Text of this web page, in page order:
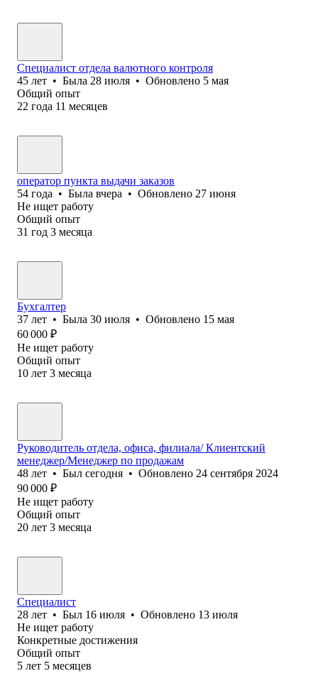
Специалист отдела валютного контроля
45 лет • Была 28 июля • Обновлено 5 мая
Общий опыт
22 года 11 месяцев
оператор пункта выдачи заказов
54 года • Была вчера • Обновлено 27 июня
Не ищет работу
Общий опыт
31 год 3 месяца
Бухгалтер
37 лет • Была 30 июля • Обновлено 15 мая
60 000 ₽
Не ищет работу
Общий опыт
10 лет 3 месяца
Руководитель отдела, офиса, филиала/ Клиентский
менеджер/Менеджер по продажам
48 лет • Был сегодня • Обновлено 24 сентября 2024
90 000 ₽
Не ищет работу
Общий опыт
20 лет 3 месяца
Специалист
28 лет • Был 16 июля • Обновлено 13 июля
Не ищет работу
Конкретные достижения
Общий опыт
5 лет 5 месяцев